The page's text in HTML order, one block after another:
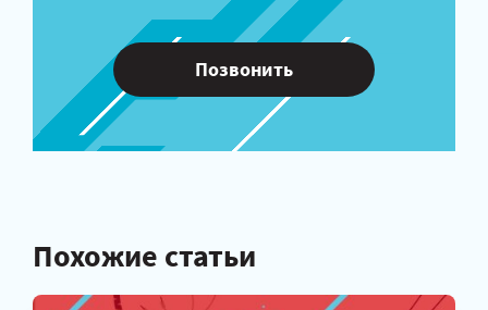
Позвонить
Похожие статьи